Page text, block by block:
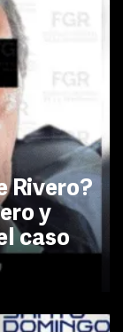
Rivero?
y
caso